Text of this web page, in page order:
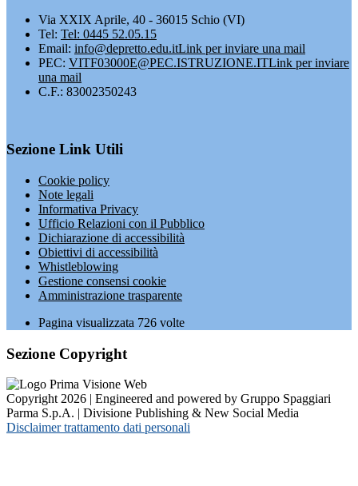
Via XXIX Aprile, 40 - 36015 Schio (VI)
Tel: Tel: 0445 52.05.15
Email: info@depretto.edu.itLink per inviare una mail
PEC: VITF03000E@PEC.ISTRUZIONE.ITLink per inviare
una mail
C.F.: 83002350243
Sezione Link Utili
Cookie policy
Note legali
Informativa Privacy
Ufficio Relazioni con il Pubblico
Dichiarazione di accessibilità
Obiettivi di accessibilità
Whistleblowing
Gestione consensi cookie
Amministrazione trasparente
Pagina visualizzata 726 volte
Sezione Copyright
Copyright 2026 | Engineered and powered by Gruppo Spaggiari
Parma S.p.A. | Divisione Publishing & New Social Media
Disclaimer trattamento dati personali